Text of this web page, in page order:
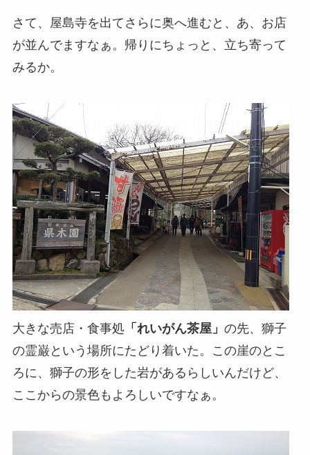
さて、屋島寺を出てさらに奥へ進むと、あ、お店
が並んでますなぁ。帰りにちょっと、立ち寄って
みるか。
大きな売店・食事処「れいがん茶屋」 の先、獅子
の霊巌という場所にたどり着いた。この崖のとこ
ろに、獅子の形をした岩があるらしいんだけど、
ここからの景色もよろしいですなぁ。